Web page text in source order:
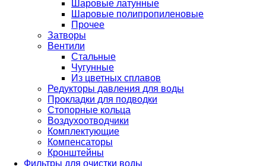
Шаровые латунные
Шаровые полипропиленовые
Прочее
Затворы
Вентили
Стальные
Чугунные
Из цветных сплавов
Редукторы давления для воды
Прокладки для подводки
Стопорные кольца
Воздухоотводчики
Комплектующие
Компенсаторы
Кронштейны
Фильтры для очистки воды